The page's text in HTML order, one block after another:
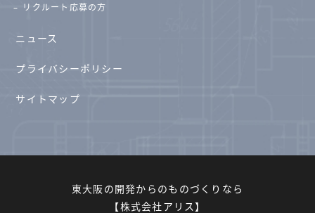
リクルート応募の方
ニュース
プライバシーポリシー
サイトマップ
東大阪の開発からのものづくりなら
【株式会社アリス】